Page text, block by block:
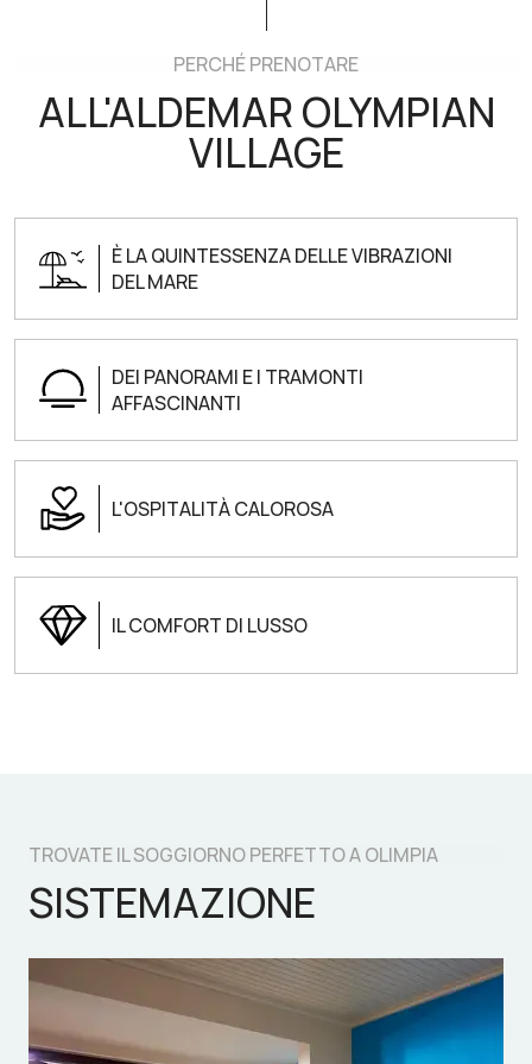
PERCHÉ PRENOTARE
ALL'ALDEMAR OLYMPIAN
VILLAGE
È LA QUINTESSENZA DELLE VIBRAZIONI
DEL MARE
DEI PANORAMI E I TRAMONTI
AFFASCINANTI
L'OSPITALITÀ CALOROSA
IL COMFORT DI LUSSO
TROVATE IL SOGGIORNO PERFETTO A OLIMPIA
SISTEMAZIONE